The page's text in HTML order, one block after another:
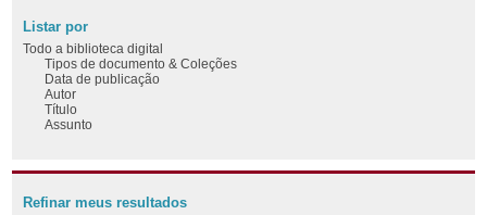
Listar por
Todo a biblioteca digital
Tipos de documento & Coleções
Data de publicação
Autor
Título
Assunto
Refinar meus resultados